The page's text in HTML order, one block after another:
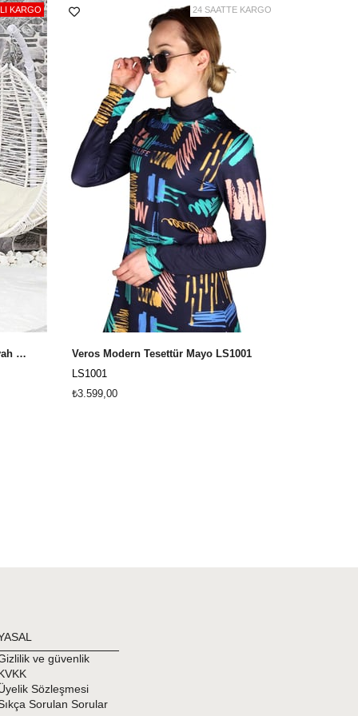
Sentetik elastan dijital baskılı
solması yaşanabilir. Havuz sonrası iyice
kalan klor ürünü yıpratabilir.
tam tesettür mayolarınızı her kullanım sonrası
süreli kullanabilmeniz için önerilerimizi ve içinden
dikkate alınız!
: Paketten çıkacak tesettür mayonuzu kendi
mutlaka okuyunuz!
Büyük Beden Tesettür Mayo, Siyah Tam Kapalı Mayo T2135
KARGO
Veros Modern Tesettür Mayo LS1001
LS1001
₺3.599,00
24 SAATTE KARGO
ve güvenlik
Sözleşmesi
Sorulan Sorular